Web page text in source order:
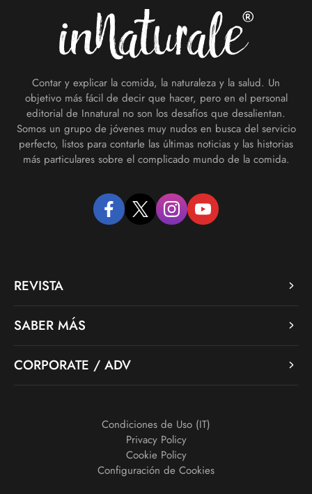
Contar y explicar la comida, la naturaleza y la salud. Un
objetivo más fácil de decir que hacer, pero en el personal
editorial de Innatural no son los desafíos que desalientan.
Somos un grupo de jóvenes muy nudos en busca del servicio
perfecto, listos para contarle las últimas noticias y las historias
más particulares sobre el complicado mundo de la comida.
facebooktwitter instagramyoutube
REVISTA
SABER MÁS
CORPORATE / ADV
Condiciones de Uso (IT)
Privacy Policy
Cookie Policy
Configuración de Cookies